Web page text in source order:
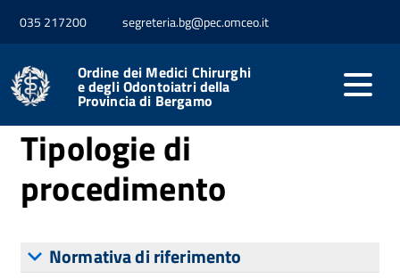
035 217200 segreteria.bg@pec.omceo.it
Ordine dei Medici Chirurghi
e degli Odontoiatri della
Provincia di Bergamo
Home Attività e procedimenti Tipologie di
Tipologie di
procedimento
Normativa di riferimento